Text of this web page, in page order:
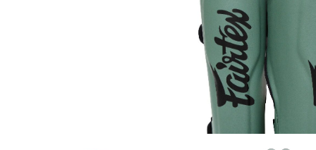
Voor
Bokszak
bokszak